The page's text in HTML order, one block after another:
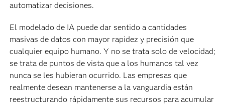
automatizar decisiones.
El modelado de IA puede dar sentido a cantidades
masivas de datos con mayor rapidez y precisión que
cualquier equipo humano. Y no se trata solo de velocidad;
se trata de puntos de vista que a los humanos tal vez
nunca se les hubieran ocurrido. Las empresas que
realmente desean mantenerse a la vanguardia están
reestructurando rápidamente sus recursos para acumular